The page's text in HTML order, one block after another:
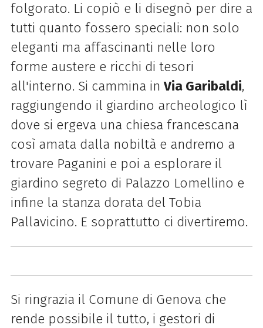
folgorato. Li copiò e li disegnò per dire a
tutti quanto fossero speciali: non solo
eleganti ma affascinanti nelle loro
forme austere e ricchi di tesori
all'interno. Si cammina inVia Garibaldi,
raggiungendo il giardino archeologico lì
dove si ergeva una chiesa francescana
così amata dalla nobiltà e andremo a
trovare Paganini e poi a esplorare il
giardino segreto di Palazzo Lomellino e
infine la stanza dorata del Tobia
Pallavicino. E soprattutto ci divertiremo.
Si ringrazia il Comune di Genova che
rende possibile il tutto, i gestori di